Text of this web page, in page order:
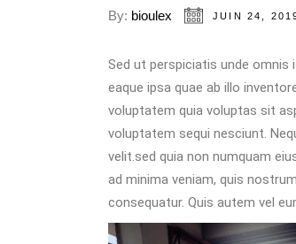
By: bioulex JUIN 24,
Sed ut perspiciatis unde
eaque ipsa quae ab illo
voluptatem quia voluptas sit
voluptatem sequi nesciunt.
velit.sed quia non numquam
ad minima veniam, quis
consequatur. Quis autem vel